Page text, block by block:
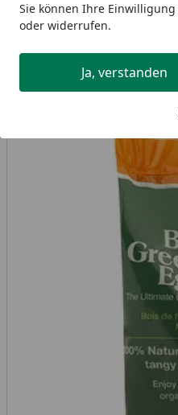
Sie können Ihre
oder widerrufen.
Ja, verstanden